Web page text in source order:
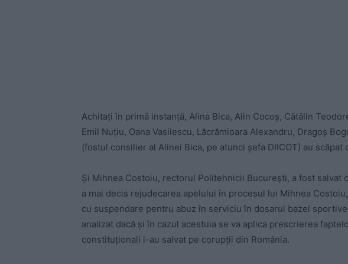
Achitați în primă instanță, Alina Bica, Alin Cocoș, Cătălin
Emil Nuțiu, Oana Vasilescu, Lăcrămioara Alexandru, Dragoș
(fostul consilier al Alinei Bica, pe atunci șefa DIICOT) au scăpat
Și Mihnea Costoiu, rectorul Politehnicii București, a fost salvat
a mai decis rejudecarea apelului în procesul lui Mihnea
cu suspendare pentru abuz în serviciu în dosarul bazei
analizat dacă și în cazul acestuia se va aplica prescrierea
constituționali i-au salvat pe corupții din România.